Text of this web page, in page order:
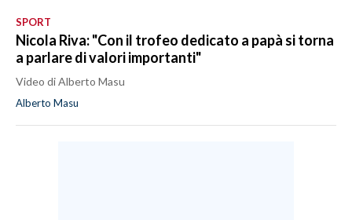
SPORT
Nicola Riva: "Con il trofeo dedicato a papà si torna
a parlare di valori importanti"
Video di Alberto Masu
Alberto Masu